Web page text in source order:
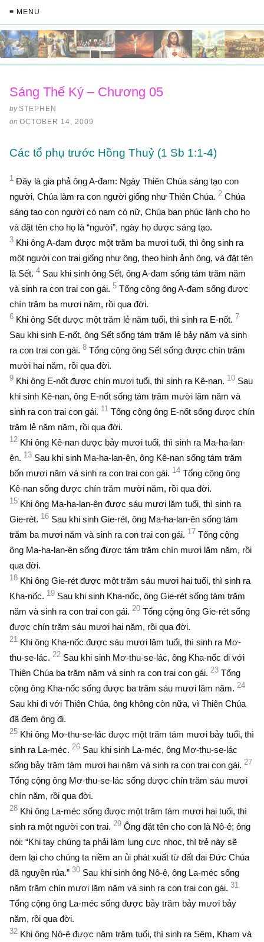
≡ MENU
Sáng Thế Ký – Chương 05
by STEPHEN
on OCTOBER 14, 2009
Các tổ phụ trước Hồng Thuỷ (1 Sb 1:1-4)
1 Ðây là gia phả ông A-đam: Ngày Thiên Chúa sáng tạo con
người, Chúa làm ra con người giống như Thiên Chúa. 2 Chúa
sáng tạo con người có nam có nữ, Chúa ban phúc lành cho họ
và đặt tên cho họ là “người”, ngày họ được sáng tạo.
3 Khi ông A-đam được một trăm ba mươi tuổi, thì ông sinh ra
một người con trai giống như ông, theo hình ảnh ông, và đặt tên
là Sết. 4 Sau khi sinh ông Sết, ông A-đam sống tám trăm năm
và sinh ra con trai con gái. 5 Tổng cộng ông A-đam sống được
chín trăm ba mươi năm, rồi qua đời.
6 Khi ông Sết được một trăm lẻ năm tuổi, thì sinh ra E-nốt. 7
Sau khi sinh E-nốt, ông Sết sống tám trăm lẻ bảy năm và sinh
ra con trai con gái. 8 Tổng cộng ông Sết sống được chín trăm
mười hai năm, rồi qua đời.
9 Khi ông E-nốt được chín mươi tuổi, thì sinh ra Kê-nan. 10 Sau
khi sinh Kê-nan, ông E-nốt sống tám trăm mười lăm năm và
sinh ra con trai con gái. 11 Tổng cộng ông E-nốt sống được chín
trăm lẻ năm năm, rồi qua đời.
12 Khi ông Kê-nan được bảy mươi tuổi, thì sinh ra Ma-ha-lan-
ên. 13 Sau khi sinh Ma-ha-lan-ên, ông Kê-nan sống tám trăm
bốn mươi năm và sinh ra con trai con gái. 14 Tổng cộng ông
Kê-nan sống được chín trăm mười năm, rồi qua đời.
15 Khi ông Ma-ha-lan-ên được sáu mươi lăm tuổi, thì sinh ra
Gie-rét. 16 Sau khi sinh Gie-rét, ông Ma-ha-lan-ên sống tám
trăm ba mươi năm và sinh ra con trai con gái. 17 Tổng cộng
ông Ma-ha-lan-ên sống được tám trăm chín mươi lăm năm, rồi
qua đời.
18 Khi ông Gie-rét được một trăm sáu mươi hai tuổi, thì sinh ra
Kha-nốc. 19 Sau khi sinh Kha-nốc, ông Gie-rét sống tám trăm
năm và sinh ra con trai con gái. 20 Tổng cộng ông Gie-rét sống
được chín trăm sáu mươi hai năm, rồi qua đời.
21 Khi ông Kha-nốc được sáu mươi lăm tuổi, thì sinh ra Mơ-
thu-se-lác. 22 Sau khi sinh Mơ-thu-se-lác, ông Kha-nốc đi với
Thiên Chúa ba trăm năm và sinh ra con trai con gái. 23 Tổng
cộng ông Kha-nốc sống được ba trăm sáu mươi lăm năm. 24
Sau khi đi với Thiên Chúa, ông không còn nữa, vì Thiên Chúa
đã đem ông đi.
25 Khi ông Mơ-thu-se-lác được một trăm tám mươi bảy tuổi, thì
sinh ra La-méc. 26 Sau khi sinh La-méc, ông Mơ-thu-se-lác
sống bảy trăm tám mươi hai năm và sinh ra con trai con gái. 27
Tổng cộng ông Mơ-thu-se-lác sống được chín trăm sáu mươi
chín năm, rồi qua đời.
28 Khi ông La-méc sống được một trăm tám mươi hai tuổi, thì
sinh ra một người con trai. 29 Ông đặt tên cho con là Nô-ê; ông
nói: “Khi tay chúng ta phải làm lụng cực nhọc, thì trẻ này sẽ
đem lại cho chúng ta niềm an ủi phát xuất từ đất đai Ðức Chúa
đã nguyền rủa.” 30 Sau khi sinh ông Nô-ê, ông La-méc sống
năm trăm chín mươi lăm năm và sinh ra con trai con gái. 31
Tổng cộng ông La-méc sống được bảy trăm bảy mươi bảy
năm, rồi qua đời.
32 Khi ông Nô-ê được năm trăm tuổi, thì sinh ra Sêm, Kham và